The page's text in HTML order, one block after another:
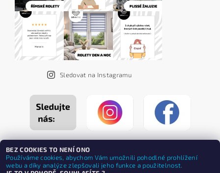
Sledovat na Instagramu
BEZ COOKIES TO NENÍ ONO
Používáme cookies, abychom Vám umožnili pohodlné prohlížení
webu a díky analýze zlepšovali jeho funkce a použitelnost.